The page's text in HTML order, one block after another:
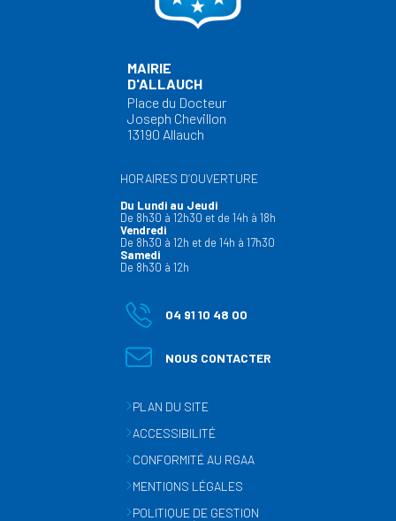
MAIRIE
D'ALLAUCH
Place du Docteur
Joseph Chevillon
13190 Allauch
HORAIRES D’OUVERTURE
Du Lundi au Jeudi
De 8h30 à 12h30 et de 14h à 18h
Vendredi
De 8h30 à 12h et de 14h à 17h30
Samedi
De 8h30 à 12h
04 91 10 48 00
NOUS CONTACTER
PLAN DU SITE
ACCESSIBILITÉ
CONFORMITÉ AU RGAA
MENTIONS LÉGALES
POLITIQUE DE GESTION